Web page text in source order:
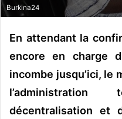
r
i
Burkina24
En attendant la
encore en charge
incombe jusqu’ici, le
décentralisation et